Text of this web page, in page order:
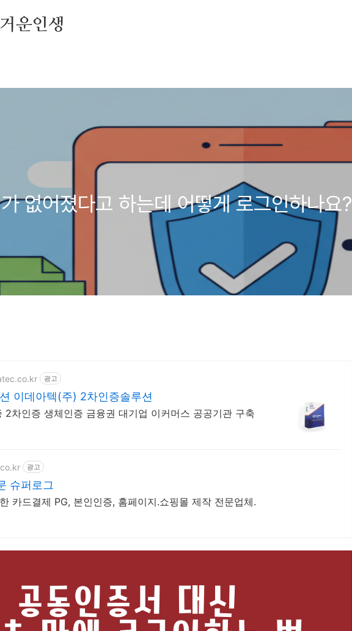
운인생
없어졌다고 하는데 어떻게 로그인하나요?
광고
이데아텍(주) 2차인증솔루션
2차인증 생체인증 금융권 대기업 이커머스 공공기관 구축
광고
슈퍼로그
카드결제 PG, 본인인증, 홈페이지.쇼핑몰 제작 전문업체.